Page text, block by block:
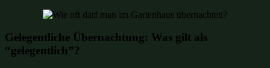
Gelegentliche Übernachtung: Was gilt als
“gelegentlich”?